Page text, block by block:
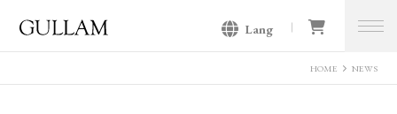
Lang
HOME NEWS